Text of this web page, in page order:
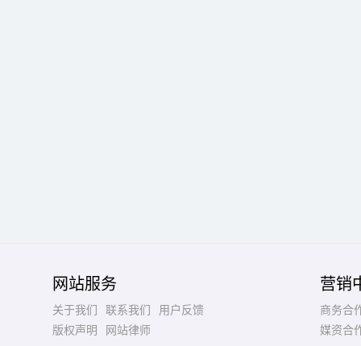
网站服务
关于我们 联系我们
用户反馈
版权声明
网站律师
营销
商务合
媒资合